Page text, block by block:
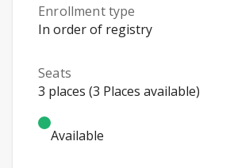
Enrollment type
In order of registry
Seats
3 places (3 Places available)
Available